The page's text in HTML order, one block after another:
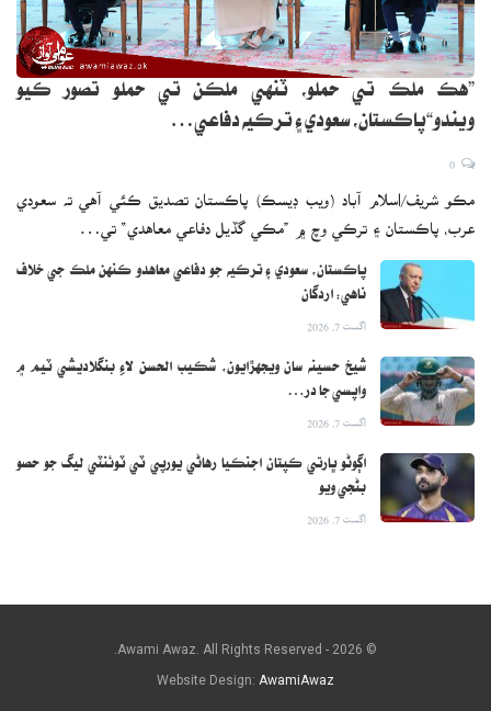
”هڪ ملڪ تي حملو، ٽنهي ملڪن تي حملو تصور ڪيو
ويندو“پاڪستان، سعودي ۽ ترڪيه دفاعي…
مڪو شريف/اسلام آباد (ويب ڊيسڪ) پاڪستان تصديق ڪئي آهي ته سعودي
عرب، پاڪستان ۽ ترڪي وچ ۾ ”مڪي گڏيل دفاعي معاهدي“ تي…
پاڪستان، سعودي ۽ ترڪيه جو دفاعي معاهدو ڪنهن ملڪ جي خلاف
ناهي: اردگان
اگست 7, 2026
شيخ حسينه سان ويجهڙايون، شڪيب الحسن لاءِ بنگلاديشي ٽيم ۾
واپسي جا در…
اگست 7, 2026
اڳوڻو ڀارتي ڪپتان اجنڪيا رهاڻي يورپي ٽي ٽوئنٽي ليگ جو حصو
بڻجي ويو
اگست 7, 2026
© 2026 - Awami Awaz. All Rights Reserved.
Website Design: AwamiAwaz